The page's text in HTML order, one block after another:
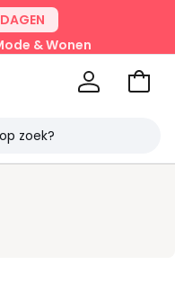
& Wonen
Naar